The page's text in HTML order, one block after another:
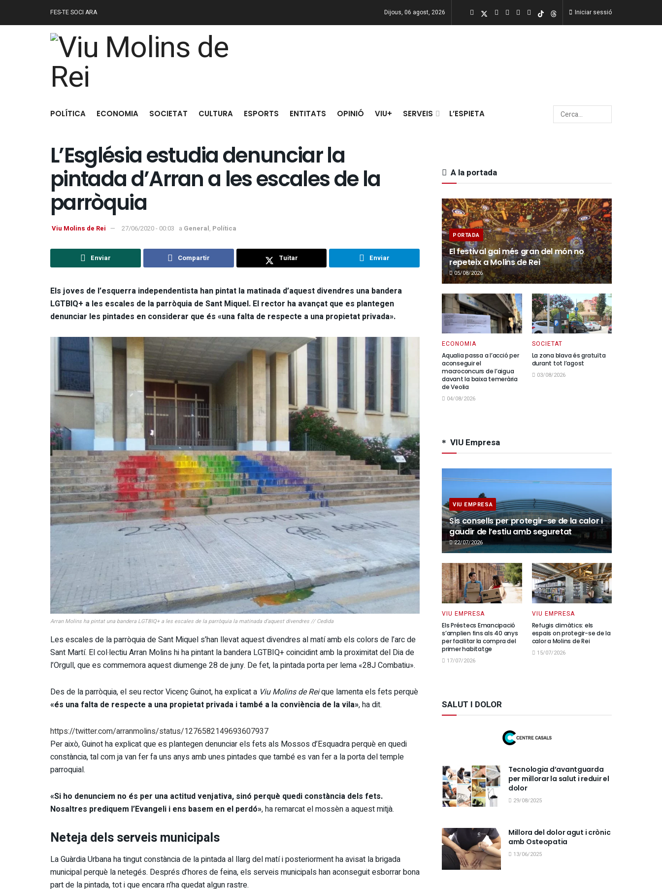
FES-TE SOCI ARA Dijous, 06 agost, 2026 Iniciar sessió
POLÍTICA ECONOMIA SOCIETAT CULTURA ESPORTS ENTITATS OPINIÓ VIU+ SERVEIS L’ESPIETA
L’Església estudia denunciar la
pintada d’Arran a les escales de la
parròquia
Viu Molins de Rei 27/06/2020 - 00:03 a General, Política
Enviar Compartir Tuitar Enviar
Els joves de l’esquerra independentista han pintat la matinada d’aquest divendres una bandera
LGTBIQ+ a les escales de la parròquia de Sant Miquel. El rector ha avançat que es plantegen
denunciar les pintades en considerar que és «una falta de respecte a una propietat privada».
Arran Molins ha pintat una bandera LGTBIQ+ a les escales de la parròquia la matinada d’aquest divendres // Cedida
Les escales de la parròquia de Sant Miquel s’han llevat aquest divendres al matí amb els colors de l’arc de
Sant Martí. El col·lectiu Arran Molins hi ha pintant la bandera LGTBIQ+ coincidint amb la proximitat del Dia de
l’Orgull, que es commemora aquest diumenge 28 de juny. De fet, la pintada porta per lema «28J Combatiu».
Des de la parròquia, el seu rector Vicenç Guinot, ha explicat a Viu Molins de Reique lamenta els fets perquè
«és una falta de respecte a una propietat privada i també a la conviència de la vila», ha dit.
https://twitter.com/arranmolins/status/1276582149693607937
Per això, Guinot ha explicat que es plantegen denunciar els fets als Mossos d’Esquadra perquè en quedi
constància, tal com ja van fer fa uns anys amb unes pintades que també es van fer a la porta del temple
parroquial.
«Si ho denunciem no és per una actitud venjativa, sinó perquè quedi constància dels fets.
Nosaltres prediquem l’Evangeli i ens basem en el perdó», ha remarcat el mossèn a aquest mitjà.
Neteja dels serveis municipals
La Guàrdia Urbana ha tingut constància de la pintada al llarg del matí i posteriorment ha avisat la brigada
municipal perquè la netegés. Després d’hores de feina, els serveis municipals han aconseguit esborrar bona
part de la pintada, tot i que encara n’ha quedat algun rastre.
A la portada
PORTADA
El festival gai més gran del món no
repeteix a Molins de Rei
05/08/2026
ECONOMIA
Aqualia passa a l’acció per
aconseguir el
macroconcurs de l’aigua
davant la baixa temerària
de Veolia
04/08/2026
SOCIETAT
La zona blava és gratuïta
durant tot l’agost
03/08/2026
VIU Empresa
VIU EMPRESA
Sis consells per protegir-se de la calor i
gaudir de l’estiu amb seguretat
22/07/2026
VIU EMPRESA
Els Préstecs Emancipació
s’amplien fins als 40 anys
per facilitar la compra del
primer habitatge
17/07/2026
VIU EMPRESA
Refugis climàtics: els
espais on protegir-se de la
calor a Molins de Rei
15/07/2026
SALUT I DOLOR
Tecnologia d’avantguarda
per millorar la salut i reduir el
dolor
29/08/2025
Millora del dolor agut i crònic
amb Osteopatia
13/06/2025